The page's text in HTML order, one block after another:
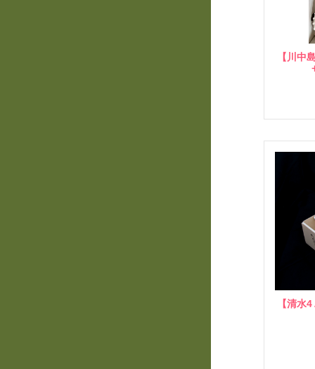
【川中
【清水